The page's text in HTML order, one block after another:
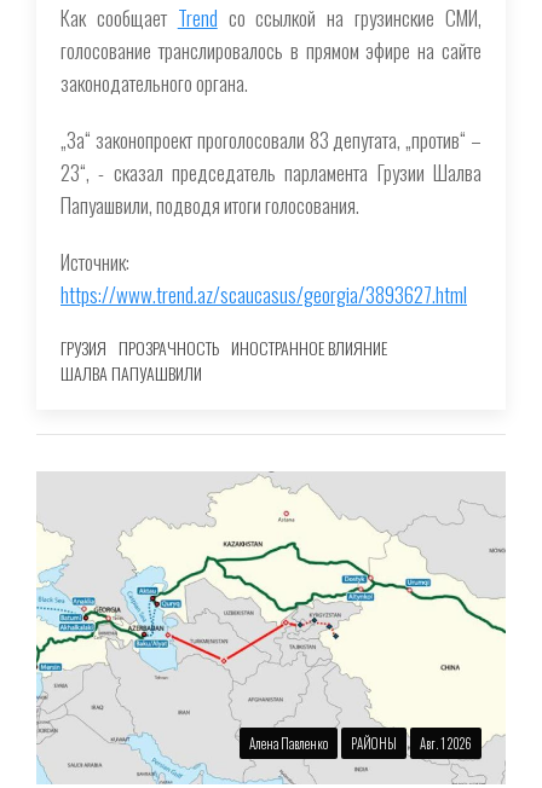
Как сообщает Trend со ссылкой на грузинские СМИ,
голосование транслировалось в прямом эфире на сайте
законодательного органа.
„За“ законопроект проголосовали 83 депутата, „против“ –
23“, - сказал председатель парламента Грузии Шалва
Папуашвили, подводя итоги голосования.
Источник:
https://www.trend.az/scaucasus/georgia/3893627.html
ГРУЗИЯ ПРОЗРАЧНОСТЬ ИНОСТРАННОЕ ВЛИЯНИЕ
ШАЛВА ПАПУАШВИЛИ
Алена Павленко РАЙОНЫ Авг. 1 2026